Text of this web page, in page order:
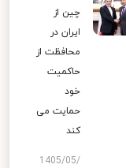
چین از
ایران در
محافظت از
حاکمیت
خود
حمایت می
کند
1405/05/